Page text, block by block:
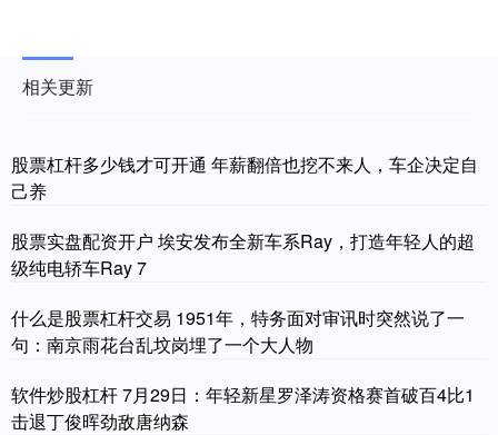
相关更新
股票杠杆多少钱才可开通 年薪翻倍也挖不来人，车企决定自
己养
股票实盘配资开户 埃安发布全新车系Ray，打造年轻人的超
级纯电轿车Ray 7
什么是股票杠杆交易 1951年，特务面对审讯时突然说了一
句：南京雨花台乱坟岗埋了一个大人物
软件炒股杠杆 7月29日：年轻新星罗泽涛资格赛首破百4比1
击退丁俊晖劲敌唐纳森